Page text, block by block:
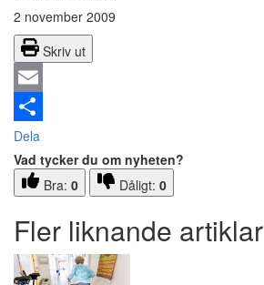
2 november 2009
Skriv ut
Email
Dela
Vad tycker du om nyheten?
Bra: 0 Dåligt: 0
Fler liknande artiklar